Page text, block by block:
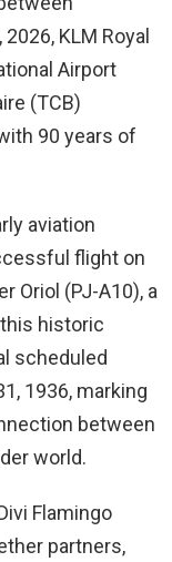
KLM Royal
Airport
(TCB)
90 years of
aviation
flight on
Oriol (PJ-A10), a
historic
scheduled
1936, marking
between
world.
Flamingo
partners,